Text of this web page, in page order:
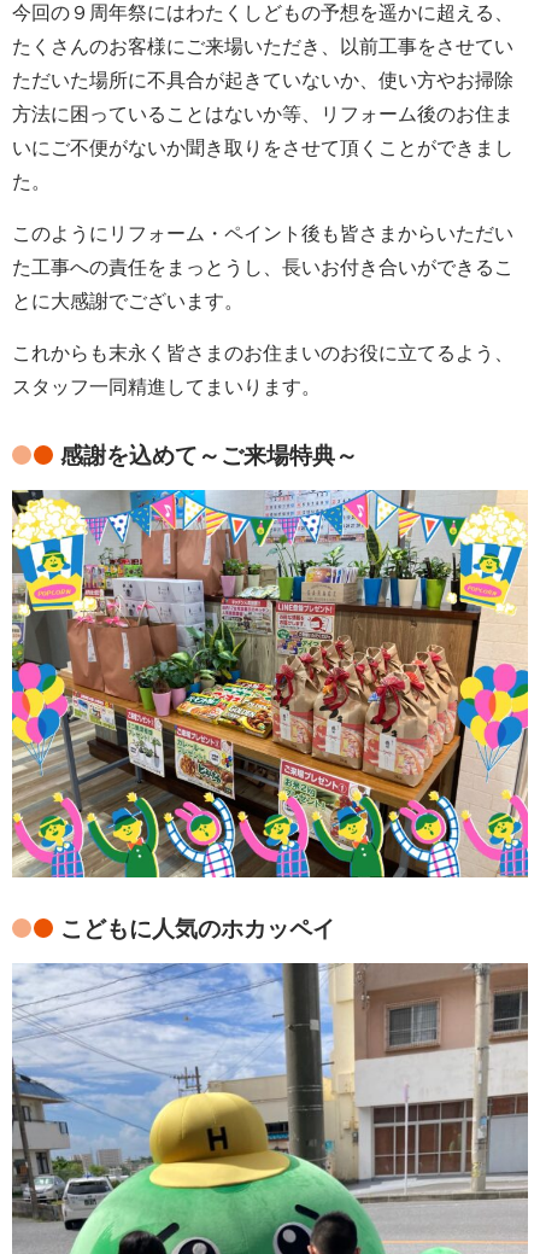
今回の９周年祭にはわたくしどもの予想を遥かに超える、
たくさんのお客様にご来場いただき、以前工事をさせてい
ただいた場所に不具合が起きていないか、使い方やお掃除
方法に困っていることはないか等、リフォーム後のお住ま
いにご不便がないか聞き取りをさせて頂くことができまし
た。
このようにリフォーム・ペイント後も皆さまからいただい
た工事への責任をまっとうし、長いお付き合いができるこ
とに大感謝でございます。
これからも末永く皆さまのお住まいのお役に立てるよう、
スタッフ一同精進してまいります。
感謝を込めて～ご来場特典～
こどもに人気のホカッペイ